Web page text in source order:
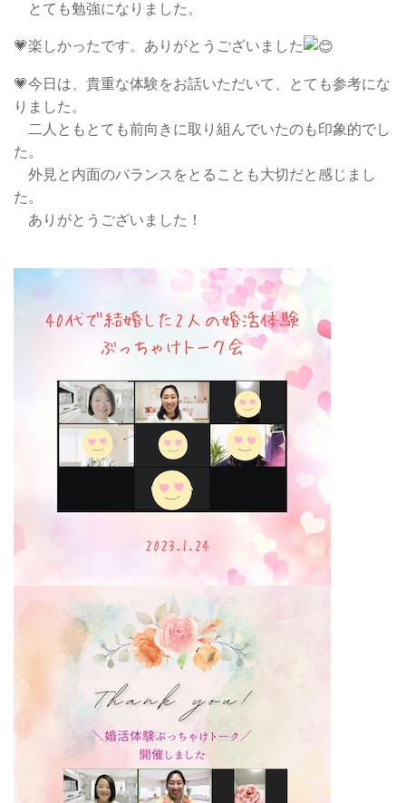
とても勉強になりました。
💗楽しかったです。ありがとうございました
💗今日は、貴重な体験をお話いただいて、とても参考にな
りました。
二人ともとても前向きに取り組んでいたのも印象的でし
た。
外見と内面のバランスをとることも大切だと感じまし
た。
ありがとうございました！